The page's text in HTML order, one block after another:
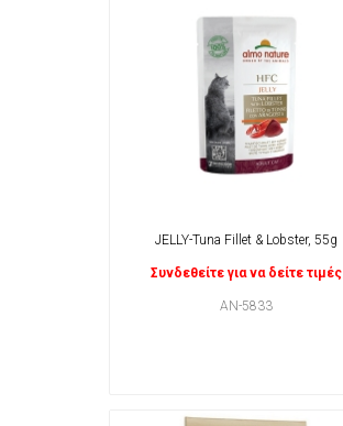
JELLY-Tuna Fillet & Lobster, 55g
Συνδεθείτε για να δείτε τιμές
AN-5833